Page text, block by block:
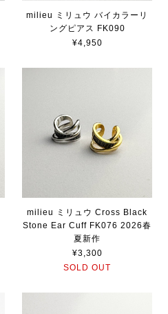
milieu ミリュウ バイカラーリ
ングピアス FK090
¥4,950
milieu ミリュウ Cross Black
Stone Ear Cuff FK076 2026春
夏新作
¥3,300
SOLD OUT